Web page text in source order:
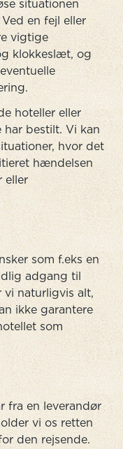
situationen
en fejl eller
vigtige
klokkeslæt, og
hoteller eller
har bestilt. Vi kan
hvor det
hændelsen
eller
som f.eks en
adgang til
naturligvis alt,
ikke garantere
som
fra en leverandør
vi os retten
den rejsende.